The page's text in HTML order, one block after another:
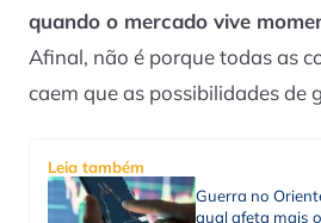
quando o mercado vive
Afinal, não é porque todas as
caem que as possibilidades de
Leia também
Guerra no
qual afeta mais